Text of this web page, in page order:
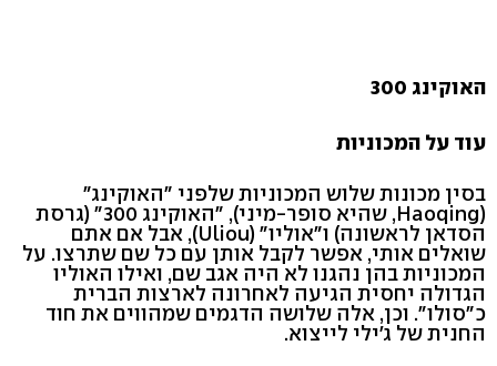
האוקינג 300
עוד על המכוניות
בסין מכונות שלוש המכוניות שלפני "האוקינג"
(Haoqing, שהיא סופר-מיני), "האוקינג 300" (גרסת
הסדאן לראשונה) ו"אוליו" (Uliou), אבל אם אתם
שואלים אותי, אפשר לקבל אותן עם כל שם שתרצו. על
המכוניות בהן נהגנו לא היה אגב שם, ואילו האוליו
הגדולה יחסית הגיעה לאחרונה לארצות הברית
כ"סולו". וכן, אלה שלושה הדגמים שמהווים את חוד
החנית של ג'ילי לייצוא.